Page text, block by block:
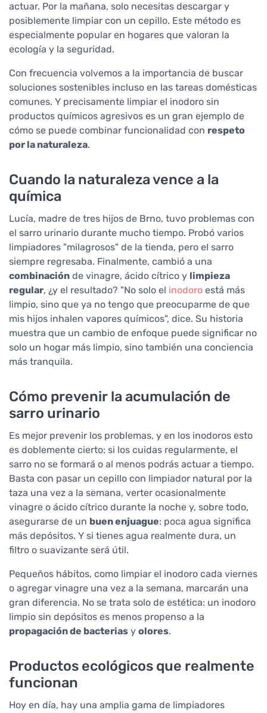
actuar. Por la mañana, solo necesitas descargar y
posiblemente limpiar con un cepillo. Este método es
especialmente popular en hogares que valoran la
ecología y la seguridad.
Con frecuencia volvemos a la importancia de buscar
soluciones sostenibles incluso en las tareas domésticas
comunes. Y precisamente limpiar el inodoro sin
productos químicos agresivos es un gran ejemplo de
cómo se puede combinar funcionalidad con respeto
por la naturaleza.
Cuando la naturaleza vence a la
química
Lucía, madre de tres hijos de Brno, tuvo problemas con
el sarro urinario durante mucho tiempo. Probó varios
limpiadores "milagrosos" de la tienda, pero el sarro
siempre regresaba. Finalmente, cambió a una
combinación de vinagre, ácido cítrico y limpieza
regular, ¿y el resultado? "No solo el inodoro está más
limpio, sino que ya no tengo que preocuparme de que
mis hijos inhalen vapores químicos", dice. Su historia
muestra que un cambio de enfoque puede significar no
solo un hogar más limpio, sino también una conciencia
más tranquila.
Cómo prevenir la acumulación de
sarro urinario
Es mejor prevenir los problemas, y en los inodoros esto
es doblemente cierto: si los cuidas regularmente, el
sarro no se formará o al menos podrás actuar a tiempo.
Basta con pasar un cepillo con limpiador natural por la
taza una vez a la semana, verter ocasionalmente
vinagre o ácido cítrico durante la noche y, sobre todo,
asegurarse de un buen enjuague: poca agua significa
más depósitos. Y si tienes agua realmente dura, un
filtro o suavizante será útil.
Pequeños hábitos, como limpiar el inodoro cada viernes
o agregar vinagre una vez a la semana, marcarán una
gran diferencia. No se trata solo de estética: un inodoro
limpio sin depósitos es menos propenso a la
propagación de bacterias y olores.
Productos ecológicos que realmente
funcionan
Hoy en día, hay una amplia gama de limpiadores